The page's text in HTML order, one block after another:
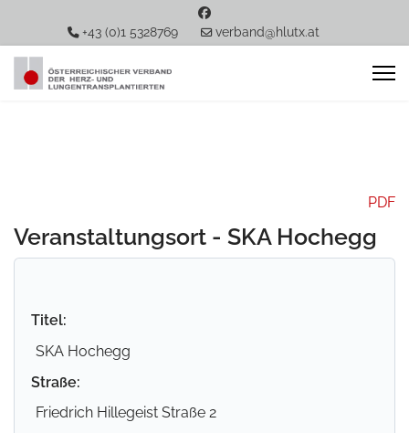
+43 (0)1 5328769 verband@hlutx.at
PDF
Veranstaltungsort - SKA Hochegg
Titel:
SKA Hochegg
Straße:
Friedrich Hillegeist Straße 2